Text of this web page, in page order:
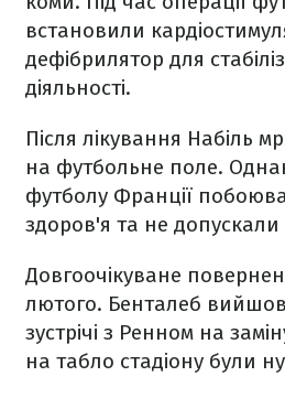
встановили
дефібрилятор для
діяльності.
Після лікування Набіль
на футбольне поле.
футболу Франції
здоров'я та не допускали
Довгоочікуване
лютого. Бенталеб
зустрічі з Ренном на
на табло стадіону були